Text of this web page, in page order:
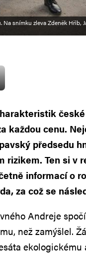
snímku zleva Zdeněk Hřib,
každou cenu.
předsedu
rizikem. Ten si v
informací o
za což se
Andreje
než zamýšlel.